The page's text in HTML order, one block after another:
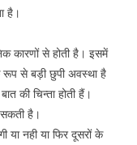
है।
कारणों से होती है। इसमें
रूप से बड़ी छुपी अवस्था है
की चिन्ता होती हैं।
सकती है।
या नही या फिर दूसरों के